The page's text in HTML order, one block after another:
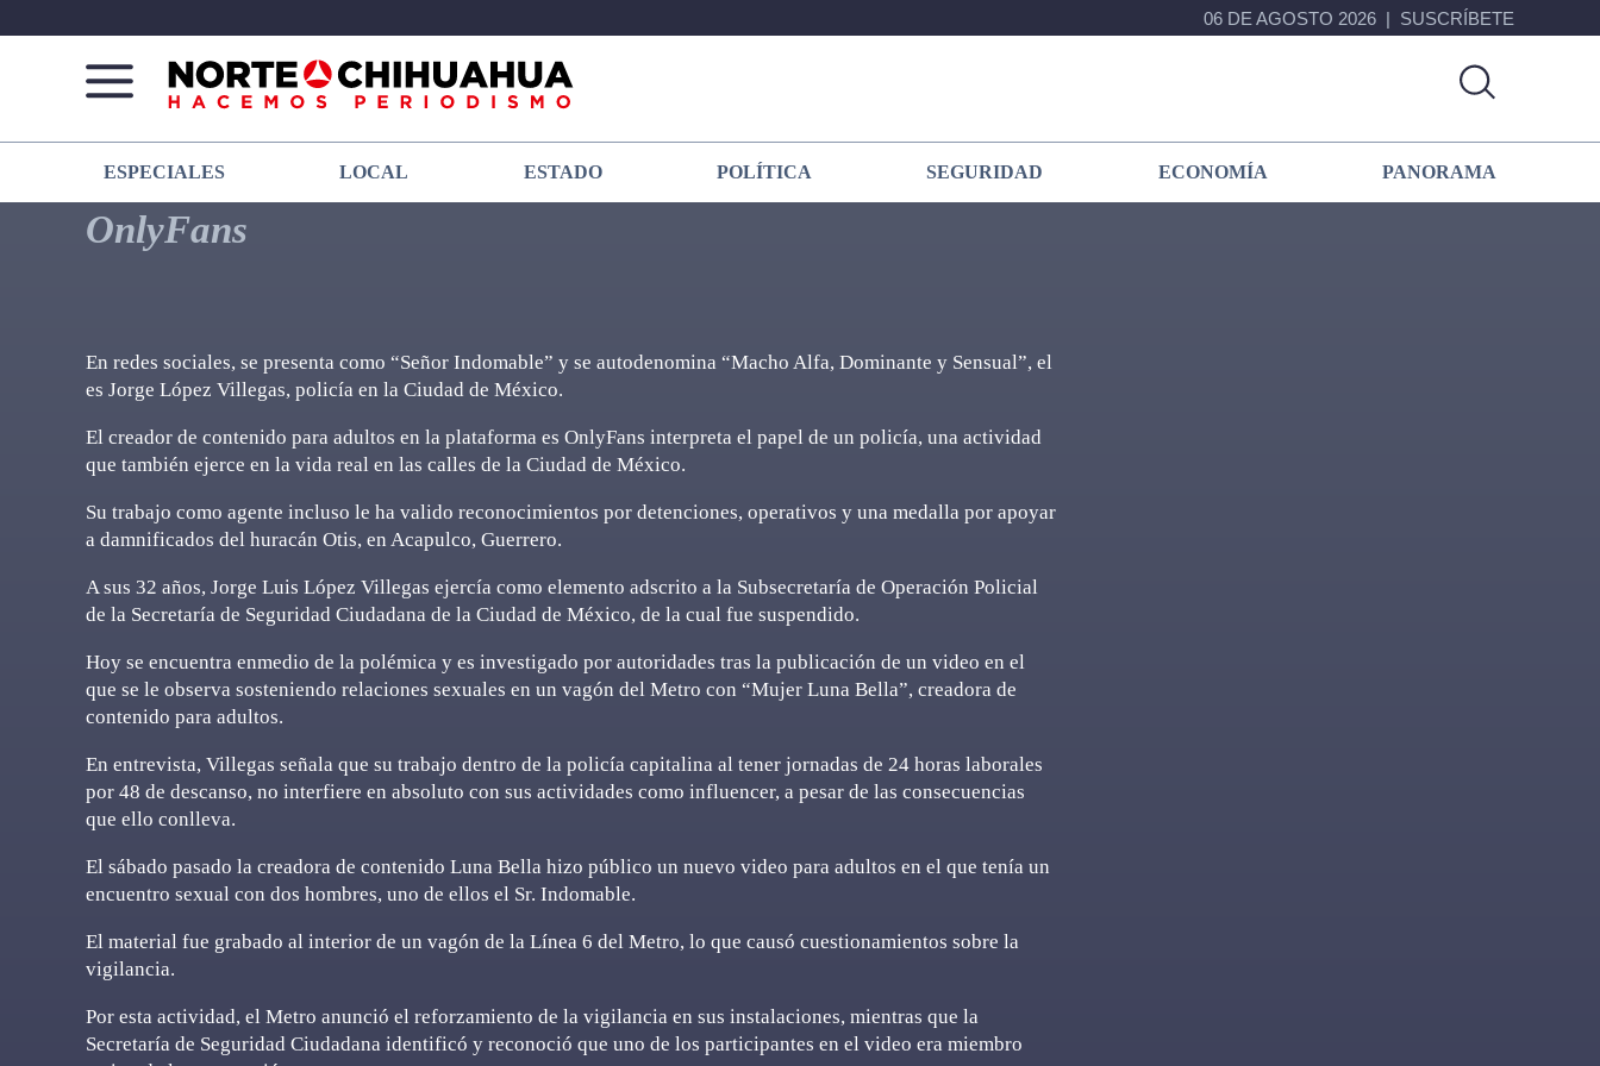
06 DE AGOSTO 2026 SUSCRÍBETE
Norte
De
Chihuahua
Más
que
noticias,
hacemos periodismo
ESPECIALES LOCAL ESTADO POLÍTICA SEGURIDAD ECONOMÍA PANORAMA
OnlyFans
En redes sociales, se presenta como “Señor Indomable” y se autodenomina “Macho Alfa, Dominante y Sensual”, el
es Jorge López Villegas, policía en la Ciudad de México.
El creador de contenido para adultos en la plataforma es OnlyFans interpreta el papel de un policía, una actividad
que también ejerce en la vida real en las calles de la Ciudad de México.
Su trabajo como agente incluso le ha valido reconocimientos por detenciones, operativos y una medalla por apoyar
a damnificados del huracán Otis, en Acapulco, Guerrero.
A sus 32 años, Jorge Luis López Villegas ejercía como elemento adscrito a la Subsecretaría de Operación Policial
de la Secretaría de Seguridad Ciudadana de la Ciudad de México, de la cual fue suspendido.
Hoy se encuentra enmedio de la polémica y es investigado por autoridades tras la publicación de un video en el
que se le observa sosteniendo relaciones sexuales en un vagón del Metro con “Mujer Luna Bella”, creadora de
contenido para adultos.
En entrevista, Villegas señala que su trabajo dentro de la policía capitalina al tener jornadas de 24 horas laborales
por 48 de descanso, no interfiere en absoluto con sus actividades como influencer, a pesar de las consecuencias
que ello conlleva.
El sábado pasado la creadora de contenido Luna Bella hizo público un nuevo video para adultos en el que tenía un
encuentro sexual con dos hombres, uno de ellos el Sr. Indomable.
El material fue grabado al interior de un vagón de la Línea 6 del Metro, lo que causó cuestionamientos sobre la
vigilancia.
Por esta actividad, el Metro anunció el reforzamiento de la vigilancia en sus instalaciones, mientras que la
Secretaría de Seguridad Ciudadana identificó y reconoció que uno de los participantes en el video era miembro